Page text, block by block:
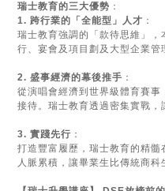
瑞士教育的三大優勢 ：
1. 跨行業的「全能型」人才 ：
瑞士教育強調的「款待思維」
行、宴會及項目劃及大型企業管
2. 盛事經濟的幕後推手 ：
從演唱會經濟到世界級體育賽
接待。瑞士教育透過密集實戰，
3. 實踐先行 ：
打造豐富履歷，瑞士教育的精
人脈累積，讓畢業生比傳統商科